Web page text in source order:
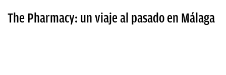
The Pharmacy: un viaje al pasado en Málaga